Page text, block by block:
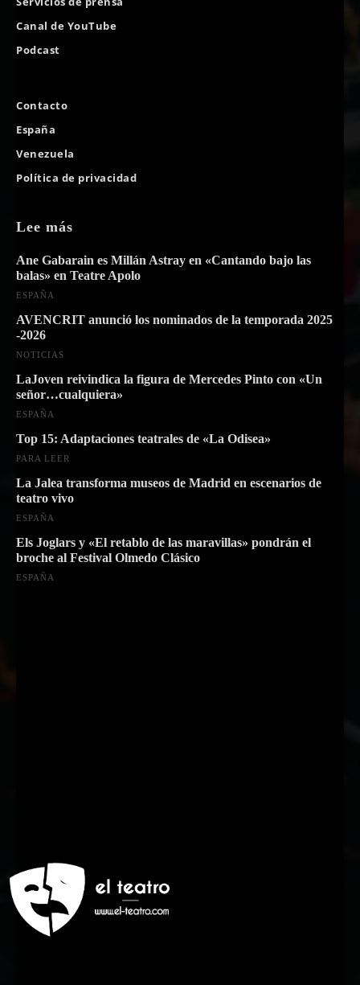
Canal de YouTube
Podcast
Contacto
España
Venezuela
Política de privacidad
Lee más
Ane Gabarain es Millán Astray en «Cantando bajo las
balas» en Teatre Apolo
ESPAÑA
AVENCRIT anunció los nominados de la temporada 2025
-2026
NOTICIAS
LaJoven reivindica la figura de Mercedes Pinto con «Un
señor…cualquiera»
ESPAÑA
Top 15: Adaptaciones teatrales de «La Odisea»
PARA LEER
La Jalea transforma museos de Madrid en escenarios de
teatro vivo
ESPAÑA
Els Joglars y «El retablo de las maravillas» pondrán el
broche al Festival Olmedo Clásico
ESPAÑA